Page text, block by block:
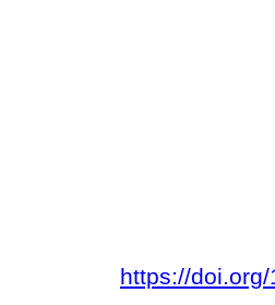
https://